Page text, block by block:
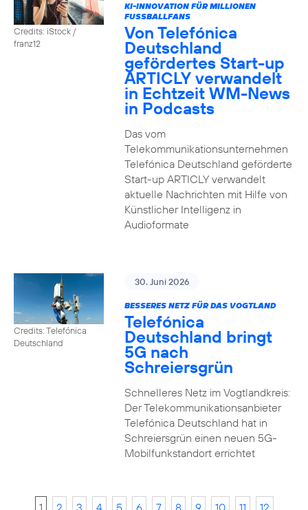
Credits: iStock /
franz12
KI-INNOVATION FÜR MILLIONEN
FUSSBALLFANS
Von Telefónica
Deutschland
gefördertes Start-up
ARTICLY verwandelt
in Echtzeit WM-News
in Podcasts
Das vom
Telekommunikationsunternehmen
Telefónica Deutschland geförderte
Start-up ARTICLY verwandelt
aktuelle Nachrichten mit Hilfe von
Künstlicher Intelligenz in
Audioformate
Credits: Telefónica
Deutschland
30. Juni 2026
BESSERES NETZ FÜR DAS VOGTLAND
Telefónica
Deutschland bringt
5G nach
Schreiersgrün
Schnelleres Netz im Vogtlandkreis:
Der Telekommunikationsanbieter
Telefónica Deutschland hat in
Schreiersgrün einen neuen 5G-
Mobilfunkstandort errichtet
1 2 3 4 5 6 7 8 9 10 11 12